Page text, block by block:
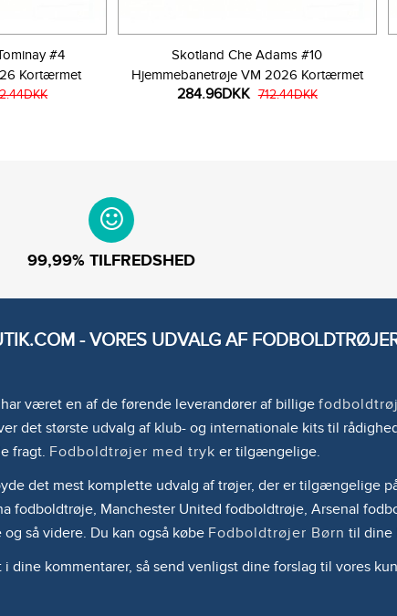
#4
Kortærmet
Skotland Che Adams #10
Hjemmebanetrøje VM 2026 Kortærmet
284.96DKK 712.44DKK
99,99% TILFREDSHED
- VORES UDVALG AF
været en af de førende leverandører af billige
det største udvalg af klub- og internationale kits til
fragt. Fodboldtrøjer med tryk er tilgængelige.
det mest komplette udvalg af trøjer, der er tilgængelige
fodboldtrøje, Manchester United fodboldtrøje, Arsenal
så videre. Du kan også købe Fodboldtrøjer Børn til dine
dine kommentarer, så send venligst dine forslag til vores